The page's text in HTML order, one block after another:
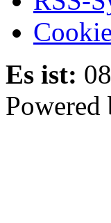
Es ist:
Powered